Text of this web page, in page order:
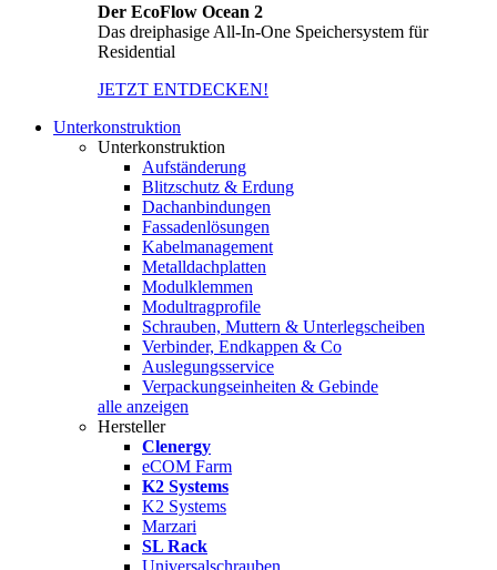
Der EcoFlow Ocean 2
Das dreiphasige All-In-One Speichersystem für
Residential
JETZT ENTDECKEN!
Unterkonstruktion
Unterkonstruktion
Aufständerung
Blitzschutz & Erdung
Dachanbindungen
Fassadenlösungen
Kabelmanagement
Metalldachplatten
Modulklemmen
Modultragprofile
Schrauben, Muttern & Unterlegscheiben
Verbinder, Endkappen & Co
Auslegungsservice
Verpackungseinheiten & Gebinde
alle anzeigen
Hersteller
Clenergy
eCOM Farm
K2 Systems
K2 Systems
Marzari
SL Rack
Universalschrauben